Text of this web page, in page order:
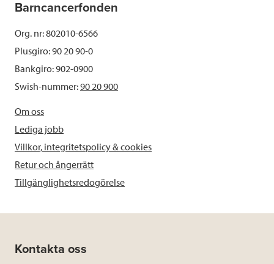
Barncancerfonden
Org. nr: 802010-6566
Plusgiro: 90 20 90-0
Bankgiro: 902-0900
Swish-nummer:90 20 900
Om oss
Lediga jobb
Villkor, integritetspolicy & cookies
Retur och ångerrätt
Tillgänglighetsredogörelse
Kontakta oss